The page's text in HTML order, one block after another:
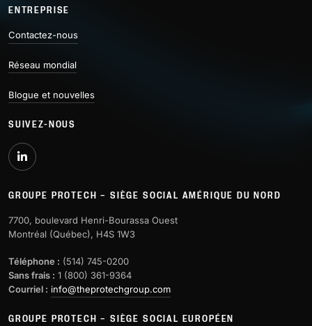
ENTREPRISE
Contactez-nous
Réseau mondial
Blogue et nouvelles
SUIVEZ-NOUS
GROUPE PROTECH – SIÈGE SOCIAL AMÉRIQUE DU NORD
7700, boulevard Henri-Bourassa Ouest
Montréal (Québec), H4S 1W3
Téléphone : (514) 745-0200
Sans frais : 1 (800) 361-9364
Courriel : info@theprotechgroup.com
GROUPE PROTECH – SIÈGE SOCIAL EUROPÉEN